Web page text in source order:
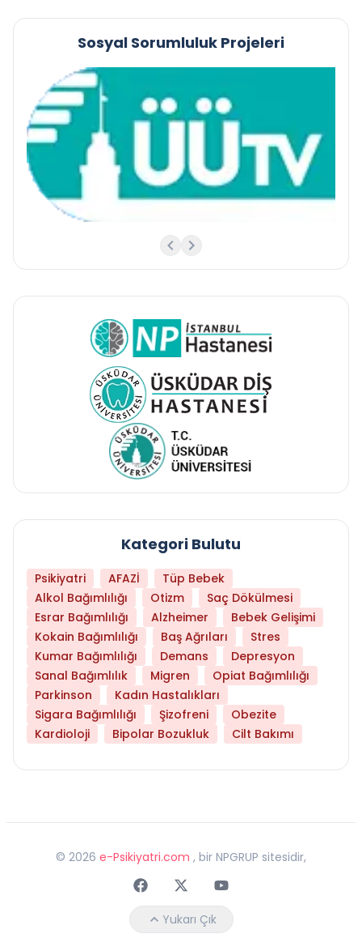
Sosyal Sorumluluk Projeleri
Kategori Bulutu
Psikiyatri AFAZİ
Tüp Bebek
Alkol Bağımlılığı
Otizm
Saç Dökülmesi
Esrar Bağımlılığı
Alzheimer
Bebek Gelişimi
Kokain Bağımlılığı
Baş Ağrıları
Stres
Kumar Bağımlılığı
Demans
Depresyon
Sanal Bağımlılık
Migren
Opiat Bağımlılığı
Parkinson
Kadın Hastalıkları
Sigara Bağımlılığı
Şizofreni
Obezite
Kardioloji
Bipolar Bozukluk Cilt Bakımı
© 2026 e-Psikiyatri.com , bir NPGRUP sitesidir,
FaceebokTwitterYoutube
Yukarı Çık